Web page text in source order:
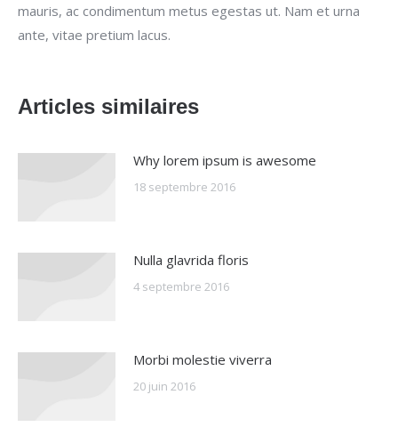
mauris, ac condimentum metus egestas ut. Nam et urna
ante, vitae pretium lacus.
Articles similaires
Why lorem ipsum is awesome
18 septembre 2016
Nulla glavrida floris
4 septembre 2016
Morbi molestie viverra
20 juin 2016